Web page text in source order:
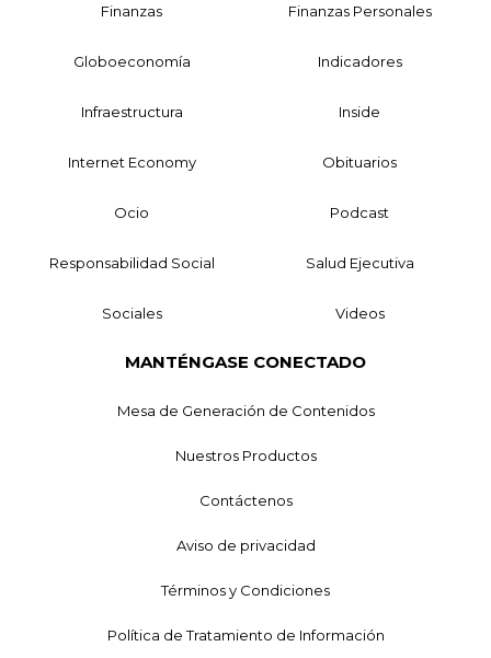
Finanzas Finanzas Personales
Globoeconomía Indicadores
Infraestructura Inside
Internet Economy Obituarios
Ocio Podcast
Responsabilidad Social Salud Ejecutiva
Sociales Videos
MANTÉNGASE CONECTADO
Mesa de Generación de Contenidos
Nuestros Productos
Contáctenos
Aviso de privacidad
Términos y Condiciones
Política de Tratamiento de Información